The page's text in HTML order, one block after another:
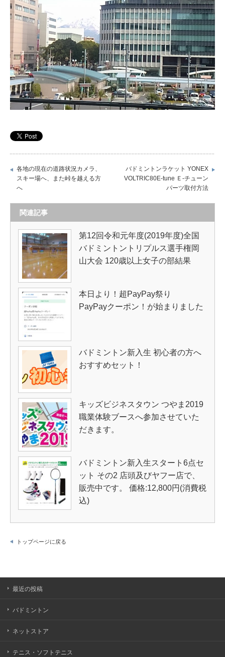
各地の現在の道路状況カメラ、
スキー場へ、また峠を越える方
へ
バドミントンラケット YONEX
VOLTRIC80E-tune Ｅ-チューン
パーツ取付方法
関連記事
第12回令和元年度(2019年度)全国
バドミントントリプルス選手権岡
山大会 120歳以上女子の部結果
本日より！超PayPay祭り
PayPayクーポン！が始まりました
バドミントン新入生 初心者の方へ
おすすめセット！
キッズビジネスタウン つやま2019
職業体験ブースへ参加させていた
だきます。
バドミントン新入生スタート6点セ
ット その2 店頭及びヤフー店で、
販売中です。 価格:12,800円(消費税
込)
トップページに戻る
最近の投稿
バドミントン
ネットストア
テニス・ソフトテニス